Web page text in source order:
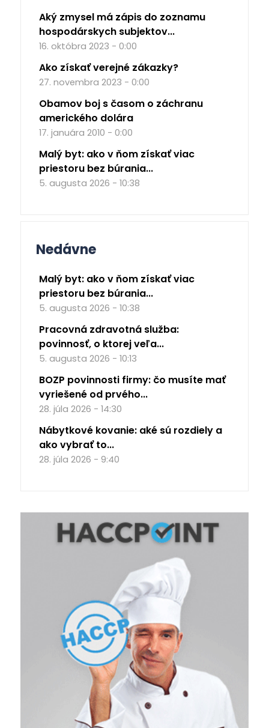
Aký zmysel má zápis do zoznamu
hospodárskych subjektov...
16. októbra 2023 - 0:00
Ako získať verejné zákazky?
27. novembra 2023 - 0:00
Obamov boj s časom o záchranu
amerického dolára
17. januára 2010 - 0:00
Malý byt: ako v ňom získať viac
priestoru bez búrania...
5. augusta 2026 - 10:38
Nedávne
Malý byt: ako v ňom získať viac
priestoru bez búrania...
5. augusta 2026 - 10:38
Pracovná zdravotná služba:
povinnosť, o ktorej veľa...
5. augusta 2026 - 10:13
BOZP povinnosti firmy: čo musíte mať
vyriešené od prvého...
28. júla 2026 - 14:30
Nábytkové kovanie: aké sú rozdiely a
ako vybrať to...
28. júla 2026 - 9:40